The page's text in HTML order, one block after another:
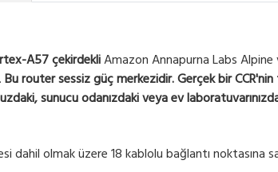
A57 çekirdekliAmazon Annapurna Labs Alpine
Bu routersessiz güç merkezidir. Gerçek bir
sunucu odanızdaki veya ev
olmak üzere 18 kablolu bağlantı noktasına